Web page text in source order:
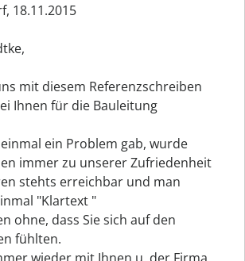
18.11.2015
mit diesem Referenzschreiben
Ihnen für die Bauleitung
ein Problem gab, wurde
immer zu unserer Zufriedenheit
stehts erreichbar und man
"Klartext "
ohne, dass Sie sich auf den
fühlten.